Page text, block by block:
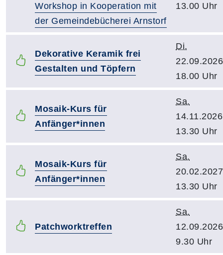
Workshop in Kooperation mit
der Gemeindebücherei Arnstorf
13.00 Uhr
Dekorative Keramik frei
Gestalten und Töpfern
Di.
18.00 Uhr
Mosaik-Kurs für
Anfänger*innen
Sa.
13.30 Uhr
Mosaik-Kurs für
Anfänger*innen
Sa.
13.30 Uhr
Patchworktreffen
Sa.
9.30 Uhr